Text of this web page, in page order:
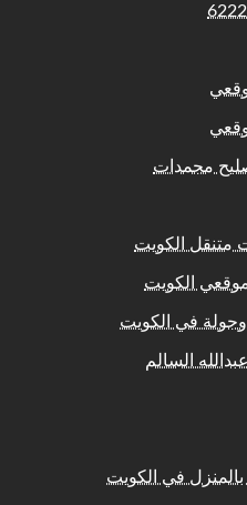
مجمدات
متنقل الكويت
الكويت
في الكويت
السالم
بالمنزل في الكويت